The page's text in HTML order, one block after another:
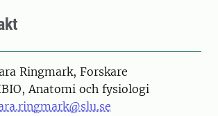
Ringmark, Forskare
Anatomi och fysiologi